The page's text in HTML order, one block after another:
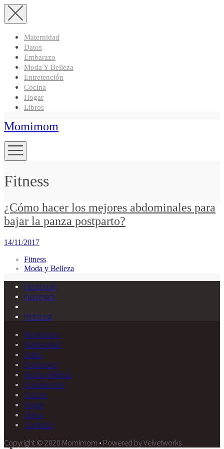
Maternidad
Datos
Embarazo
Moda Y Belleza
Entretención
Cocina
Hogar
Libros
Momimom
Fitness
¿Cómo hacer los mejores abdominales para
bajar la panza postparto?
14/11/2017
Fitness
Moda y Belleza
Facebook
Instagram
Pinterest
Momimom
Maternidad
Datos
Embarazo
Moda y Belleza
Entretención
Cocina
Hogar
Libros
Contacto
Copyright © 2020 Momimom • Powered by Velvetworks